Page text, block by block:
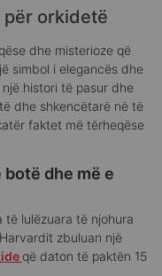
për orkidetë
dhe misterioze që
simbol i elegancës dhe
histori të pasur dhe
dhe shkencëtarë në të
faktet më tërheqëse
dhe më e
lulëzuara të njohura
zbuluan një
që daton të paktën 15